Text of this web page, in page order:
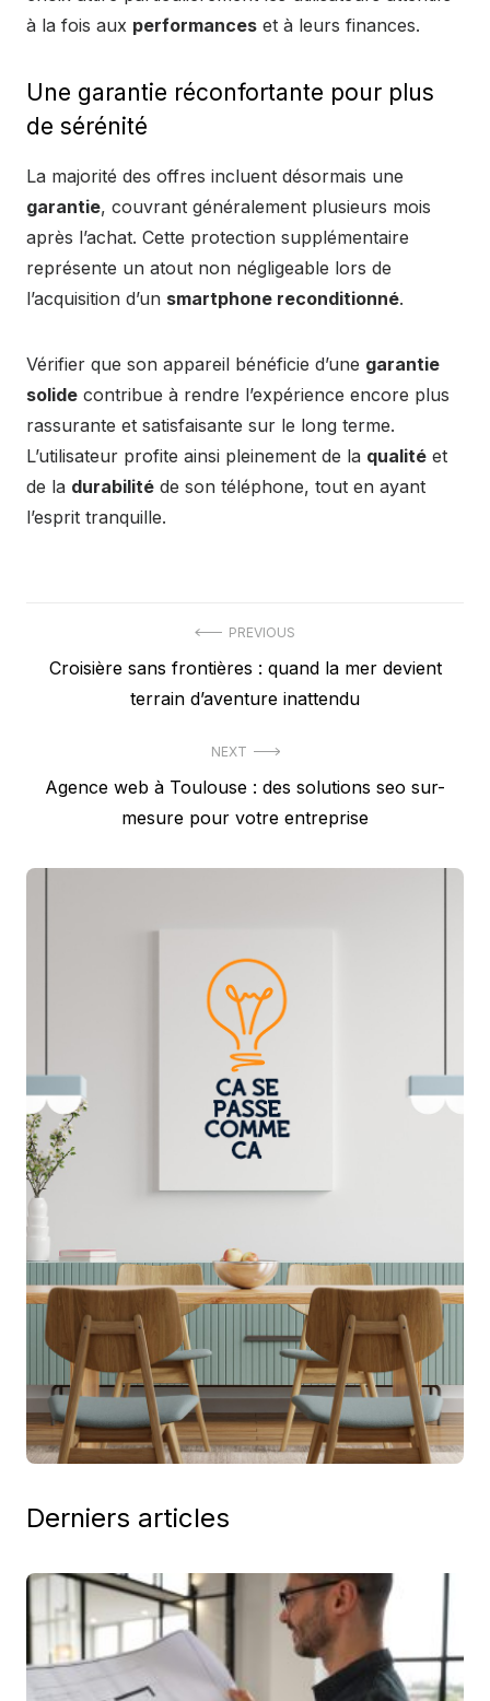
à la fois aux performances et à leurs finances.
Une garantie réconfortante pour plus
de sérénité
La majorité des offres incluent désormais une
garantie, couvrant généralement plusieurs mois
après l’achat. Cette protection supplémentaire
représente un atout non négligeable lors de
l’acquisition d’un smartphone reconditionné.
Vérifier que son appareil bénéficie d’une garantie
solide contribue à rendre l’expérience encore plus
rassurante et satisfaisante sur le long terme.
L’utilisateur profite ainsi pleinement de la qualité et
de la durabilité de son téléphone, tout en ayant
l’esprit tranquille.
de
PREVIOUS
Previous
Croisière sans frontières : quand la mer devient
terrain d’aventure inattendu
NEXT
Next
Agence web à Toulouse : des solutions seo sur-
mesure pour votre entreprise
Derniers articles